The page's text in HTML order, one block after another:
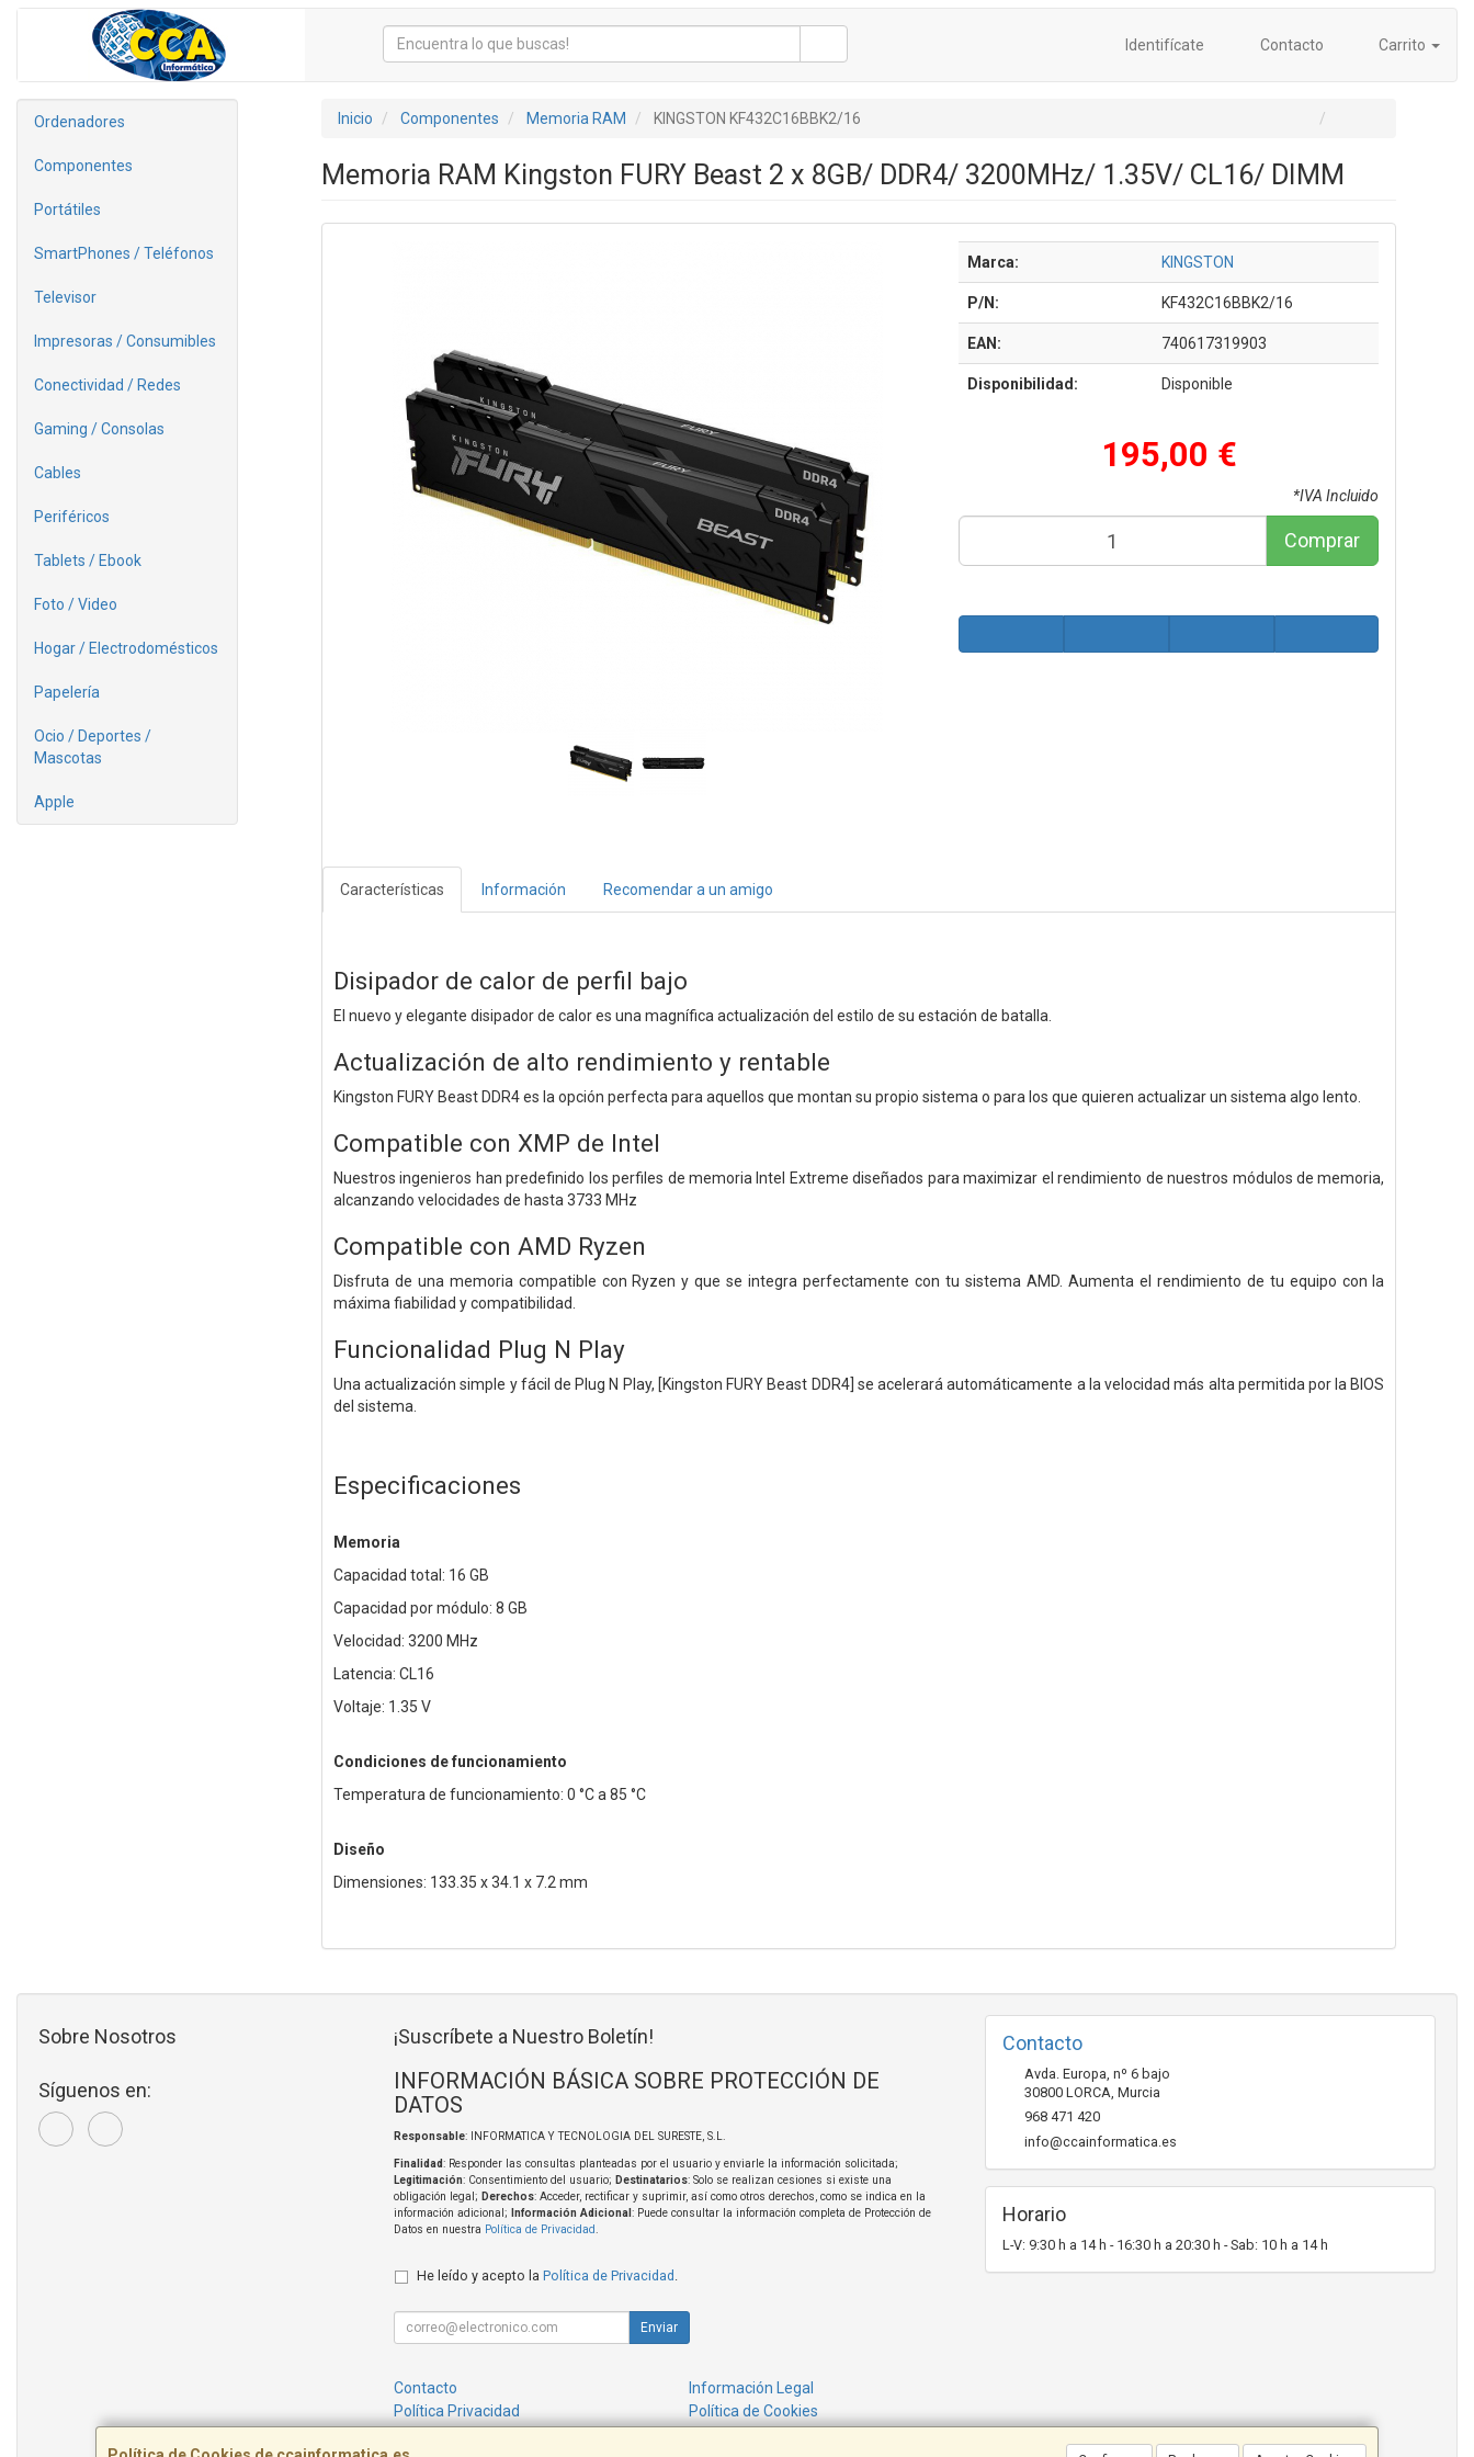
Identifícate Contacto Carrito
Ordenadores
Componentes
Portátiles
SmartPhones / Teléfonos
Televisor
Impresoras / Consumibles
Conectividad / Redes
Gaming / Consolas
Cables
Periféricos
Tablets / Ebook
Foto / Video
Hogar / Electrodomésticos
Papelería
Ocio / Deportes /
Mascotas
Apple
Inicio Componentes Memoria RAM KINGSTON KF432C16BBK2/16
Memoria RAM Kingston FURY Beast 2 x 8GB/ DDR4/ 3200MHz/ 1.35V/ CL16/ DIMM
Marca: KINGSTON
P/N: KF432C16BBK2/16
EAN: 740617319903
Disponibilidad: Disponible
195,00 €
*IVA Incluido
Comprar
Características Información Recomendar a un amigo
Disipador de calor de perfil bajo
El nuevo y elegante disipador de calor es una magnífica actualización del estilo de su estación de batalla.
Actualización de alto rendimiento y rentable
Kingston FURY Beast DDR4 es la opción perfecta para aquellos que montan su propio sistema o para los que quieren actualizar un sistema algo lento.
Compatible con XMP de Intel
Nuestros ingenieros han predefinido los perfiles de memoria Intel Extreme diseñados para maximizar el rendimiento de nuestros módulos de memoria,
alcanzando velocidades de hasta 3733 MHz
Compatible con AMD Ryzen
Disfruta de una memoria compatible con Ryzen y que se integra perfectamente con tu sistema AMD. Aumenta el rendimiento de tu equipo con la
máxima fiabilidad y compatibilidad.
Funcionalidad Plug N Play
Una actualización simple y fácil de Plug N Play, [Kingston FURY Beast DDR4] se acelerará automáticamente a la velocidad más alta permitida por la BIOS
del sistema.
Especificaciones
Memoria
Capacidad total: 16 GB
Capacidad por módulo: 8 GB
Velocidad: 3200 MHz
Latencia: CL16
Voltaje: 1.35 V
Condiciones de funcionamiento
Temperatura de funcionamiento: 0 °C a 85 °C
Diseño
Dimensiones: 133.35 x 34.1 x 7.2 mm
Sobre Nosotros
Síguenos en:
¡Suscríbete a Nuestro Boletín!
INFORMACIÓN BÁSICA SOBRE PROTECCIÓN DE
DATOS
Responsable: INFORMATICA Y TECNOLOGIA DEL SURESTE, S.L.
Finalidad: Responder las consultas planteadas por el usuario y enviarle la información solicitada;
Legitimación: Consentimiento del usuario; Destinatarios: Solo se realizan cesiones si existe una
obligación legal; Derechos: Acceder, rectificar y suprimir, así como otros derechos, como se indica en la
información adicional;
Información Adicional : Puede consultar la información completa de Protección de
Datos en nuestra Política de Privacidad.
He leído y acepto la Política de Privacidad .
Enviar
Contacto
Información Legal
Política Privacidad
Política de Cookies
Contacto
Avda. Europa, nº 6 bajo
30800 LORCA, Murcia
968 471 420
info@ccainformatica.es
Horario
L-V: 9:30 h a 14 h - 16:30 h a 20:30 h - Sab: 10 h a 14 h